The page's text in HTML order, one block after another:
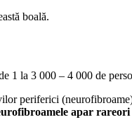
boală.
la 3 000 – 4 000 de
periferici
apar